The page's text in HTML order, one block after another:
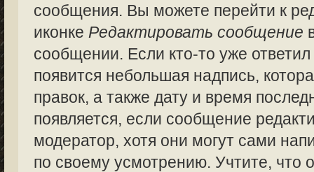
сообщения. Вы можете перейти к
иконке Редактировать сообщение
сообщении. Если кто-то уже
появится небольшая надпись,
правок, а также дату и время
появляется, если сообщение
модератор, хотя они могут сами
по своему усмотрению. Учтите, что